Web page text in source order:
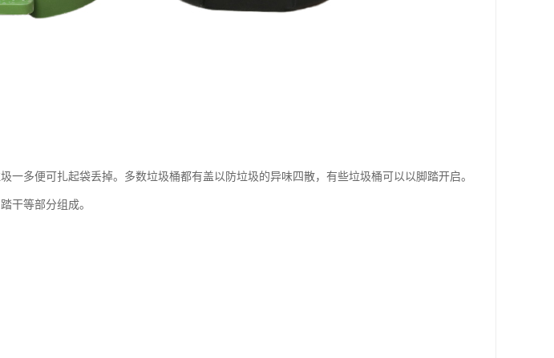
一多便可扎起袋丢掉。多数垃圾桶都有盖以防垃圾的异味四散，有些垃圾桶可以以脚踏开启。
干等部分组成。